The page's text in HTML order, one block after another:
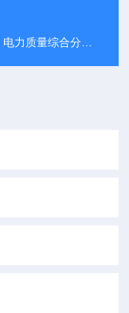
质量综合分析仪